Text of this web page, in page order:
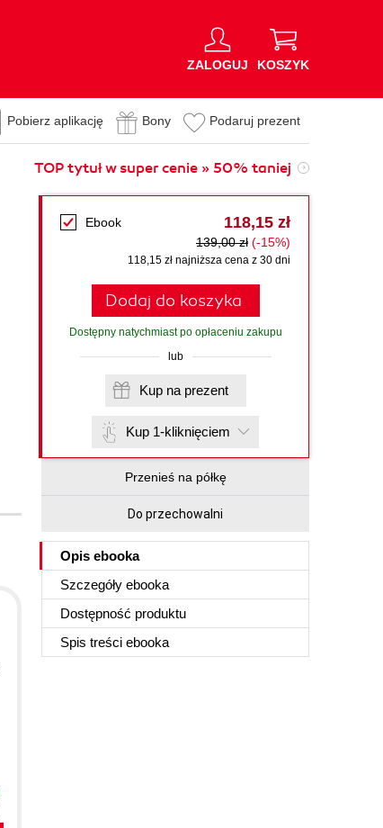
ZALOGUJ KOSZYK
Pobierz aplikację Bony Podaruj prezent
TOP tytuł w super cenie » 50% taniej
Ebook 118,15 zł
139,00 zł (-15%)
118,15 zł najniższa cena z 30 dni
Dodaj do koszyka
Dostępny natychmiast po opłaceniu zakupu
lub
Kup na prezent
Kup 1-kliknięciem
Przenieś na półkę
Do przechowalni
Opis ebooka
Szczegóły ebooka
Dostępność produktu
Spis treści ebooka